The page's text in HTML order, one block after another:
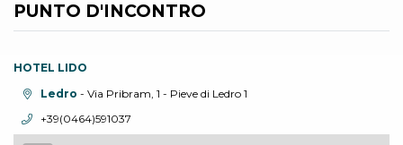
PUNTO D'INCONTRO
HOTEL LIDO
Località:Ledro - Via Pribram, 1 - Pieve di Ledro 1
Telefono:
+39(0464)591037